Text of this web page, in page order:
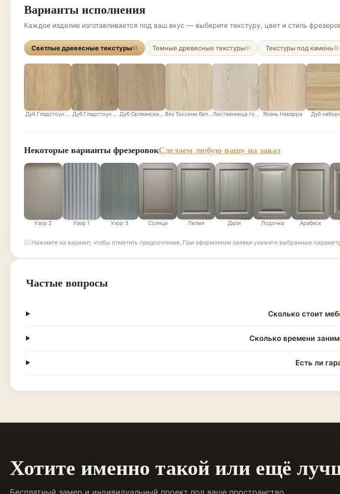
Варианты исполнения
Каждое изделие изготавливается под ваш вкус — выберите текстуру, цвет и стиль
Светлые древесные текстуры51 Темные древесные текстуры51 Текстуры под камень36
Дуб Гладстоун песочныйДуб Гладстоун серо-бежевыйДуб Орлеанский песочно-бежевый
Вяз Тоссини белыйЛиственница горная белаяЯсень Наварра Дуб
Некоторые варианты фрезеровокСделаем любую вашу на заказ
Узор 2 Узор 1 Узор 3 Солнце Лилия Дали Лодочка Арабеск
ⓘ Нажмите на вариант, чтобы отметить предпочтение. При оформлении заявки укажите выбранные
Частые вопросы
Сколько стоит
Сколько времени
Есть ли
Хотите именно такой или ещё
Бесплатный замер и индивидуальный проект под ваше пространство